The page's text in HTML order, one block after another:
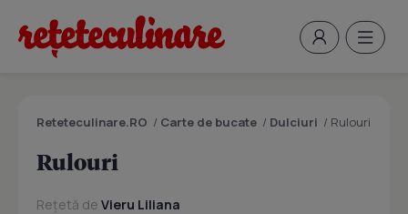
Reteteculinare.RO / Carte de bucate / Dulciuri / Rulouri
Rulouri
Rețetă de Vieru Liliana